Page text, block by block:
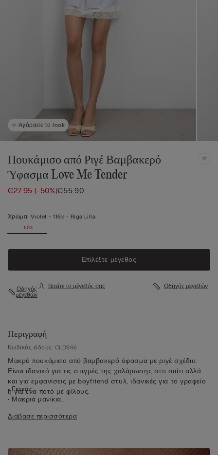
Αγόρασε το look
Πουκάμισο από Ριγέ Βαμβακερό
Ύφασμα Love Me Tender
€27.95(-50%)€55.90
Χρώμα: Violet -116k - Riga Lilla
-50%
Επιλέξτε μέγεθος
Οδηγός
μεγεθών
Βρείτε το μέγεθός σας Οδηγός μεγεθών
Περιγραφή
Κωδικός είδους: CLD966
Μακρύ πουκάμισο από βαμβακερό ύφασμα με ριγέ σχέδιο.
Είναι ιδανικό για τις στιγμές της χαλάρωσης στο σπίτι αλλά
και για εμφανίσεις με boyfriend στυλ, ιδανικές για το γραφείο
ή για ένα ποτό με φίλους.
• Γιακάς
• Μακριά μανίκια
• Μανσέτες με μικρό κουμπί
• Το μοντέλο έχει ύψος 175 εκ. και φοράει μέγεθος S
Διάβασε περισσότερα